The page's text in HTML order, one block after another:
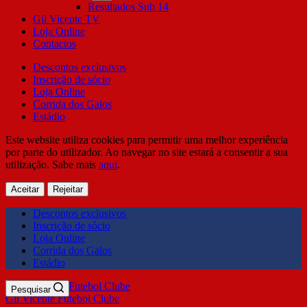
Resultados Sub 14
Gil Vicente TV
Loja Online
Contactos
Descontos exclusivos
Inscrição de sócio
Loja Online
Corrida dos Galos
Estádio
Este website utiliza cookies para permitir uma melhor experiência
por parte do utilizador. Ao navegar no site estará a consentir a sua
utilização. Sabe mais aqui.
Aceitar Rejeitar
Descontos exclusivos
Inscrição de sócio
Loja Online
Corrida dos Galos
Estádio
Gil Vicente Futebol Clube
Pesquisar